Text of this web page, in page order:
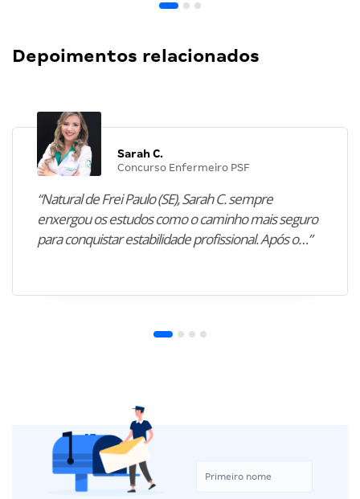
Depoimentos relacionados
Sarah C.
Concurso Enfermeiro PSF
“Natural de Frei Paulo (SE), Sarah C. sempre
enxergou os estudos como o caminho mais seguro
para conquistar estabilidade profissional. Após o…”